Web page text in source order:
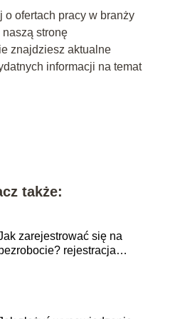
ofertach pracy w branży
stronę
znajdziesz aktualne
informacji na temat
także:
zarejestrować się na
bezrobocie? rejestracja